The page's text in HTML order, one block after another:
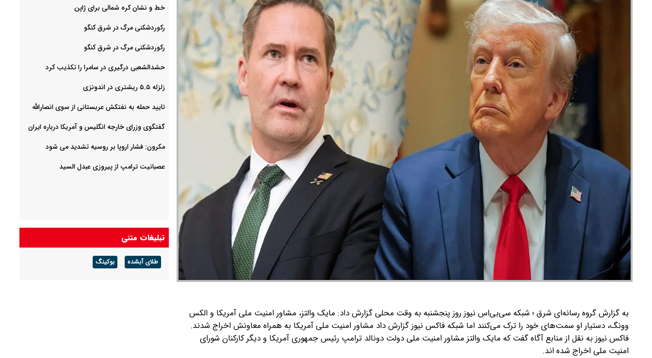
به گزارش گروه رسانه‌ای شرق ؛ شبکه سی‌بی‌اس نیوز روز پنجشنبه به وقت محلی گزارش داد: مایک والتز، مشاور امنیت ملی آمریکا و الکس
وونگ، دستیار او سمت‌های خود را ترک می‌کنند اما شبکه فاکس نیوز گزارش داد مشاور امنیت ملی آمریکا به همراه معاونش اخراج شدند.
فاکس نیوز به نقل از منابع آگاه گفت که مایک والتز مشاور امنیت ملی دولت دونالد ترامپ رئیس جمهوری آمریکا و دیگر کارکنان شورای
امنیت ملی اخراج شده اند.
خط و نشان کره شمالی برای ژاپن
رکوردشکنی مرگ در شرق کنگو
رکوردشکنی مرگ در شرق کنگو
حشدالشعبی درگیری در سامرا را تکذیب کرد
زلزله ۵.۵ ریشتری در اندونزی
تایید حمله به نفتکش عربستانی از سوی انصارالله
گفتگوی وزرای خارجه انگلیس و آمریکا درباره ایران
مکرون: فشار اروپا بر روسیه تشدید می شود
عصبانیت ترامپ از پیروزی عبدل السید
تبلیغات متنی
طلای آبشده بوکینگ